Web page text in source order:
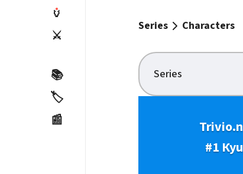
🏺
⚔️
📚
🏷️
📰
Series Characters
Series
#1